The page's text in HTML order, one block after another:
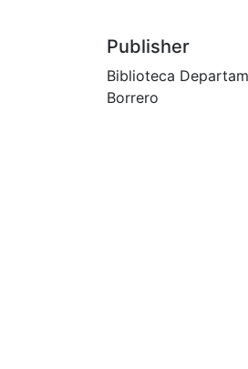
Publisher
Biblioteca
Borrero